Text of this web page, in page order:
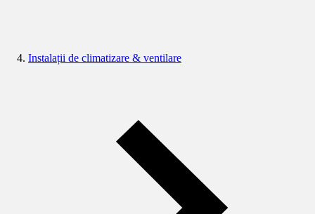
Instalații de climatizare & ventilare